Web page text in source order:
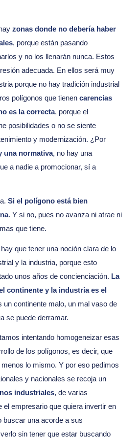
zonas donde no debería haber
, porque están pasando
y no los llenarán nunca. Estos
adecuada. En ellos será muy
porque no hay tradición industrial
polígonos que tienen carencias
es la correcta, porque el
posibilidades o no se siente
y modernización. ¿Por
una normativa, no hay una
a nadie a promocionar, sí a
Si el polígono está bien
. Y si no, pues no avanza ni atrae ni
que tiene.
que tener una noción clara de lo
y la industria, porque esto
unos años de concienciación. La
continente y la industria es el
un continente malo, un mal vaso de
se puede derramar.
intentando homogeneizar esas
de los polígonos, es decir, que
lo mismo. Y por eso pedimos
y nacionales se recoja un
industriales, de varias
el empresario que quiera invertir en
buscar una acorde a sus
sin tener que estar buscando